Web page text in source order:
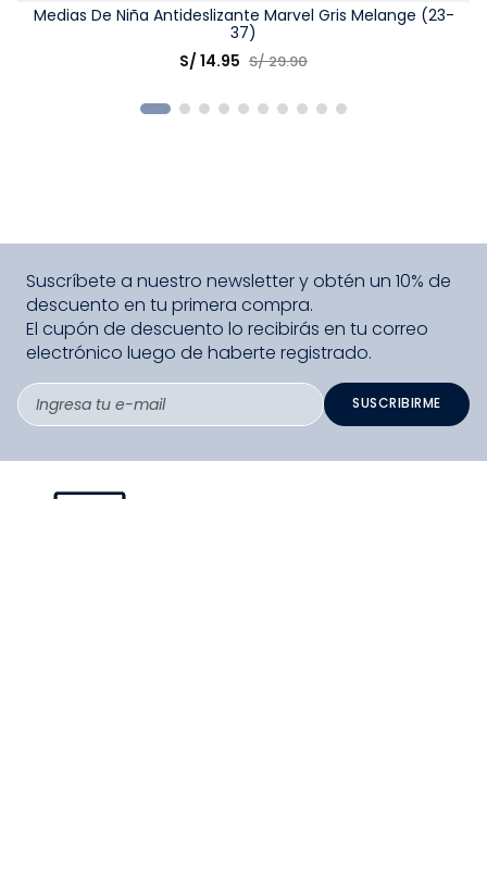
Talla
Medias De Niña Antideslizante Marvel Gris Melange (23-
37)
S/14.95 S/29.90
Suscríbete a nuestro newsletter y obtén un 10% de
descuento en tu primera compra.
El cupón de descuento lo recibirás en tu correo
electrónico luego de haberte registrado.
SUSCRIBIRME